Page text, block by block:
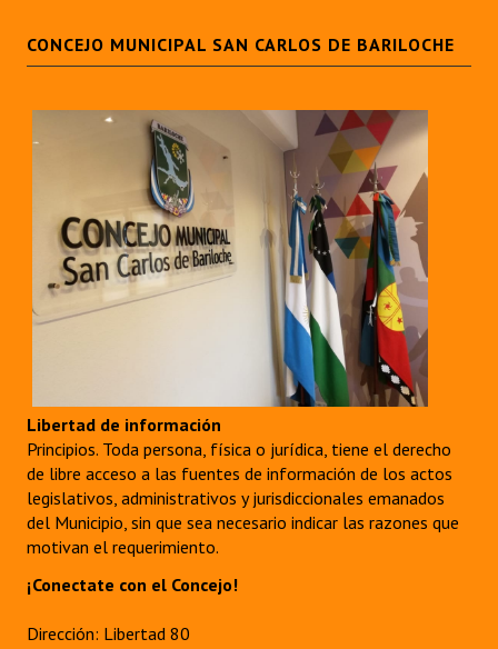
DOCUMENTOS
Proyectos Presentados
Dictámenes Asesoría Letrada
Actas de Sesión
Informes de Unidad Coordinadora
NORMATIVA
Comunicaciones
Declaraciones
CONCEJO MUNICIPAL SAN CARLOS DE BARILOCHE
Libertad de información
Principios. Toda persona, física o jurídica, tiene el derecho
de libre acceso a las fuentes de información de los actos
legislativos, administrativos y jurisdiccionales emanados
del Municipio, sin que sea necesario indicar las razones que
motivan el requerimiento.
¡Conectate con el Concejo!
Dirección: Libertad 80